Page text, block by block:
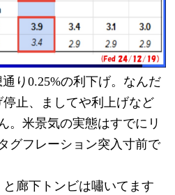
り0.25%の利下げ。なんだ
止、ましてや利上げなど
。米景気の実態はすでにリ
グフレーション突入寸前で
と廊下トンビは嘯いてます